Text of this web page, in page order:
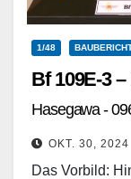
1/48
Bf 109E-3
Hasegawa -
OKT. 30, 2024
Das Vorbild: